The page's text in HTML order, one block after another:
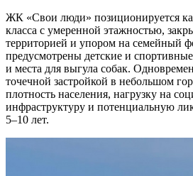
ЖК «Свои люди» позиционируется
класса с умеренной этажностью,
территорией и упором на семейный
предусмотрены детские и
и места для выгула собак.
точечной застройкой в небольшом
плотность населения, нагрузку на
инфраструктуру и потенциальную
5–10 лет.